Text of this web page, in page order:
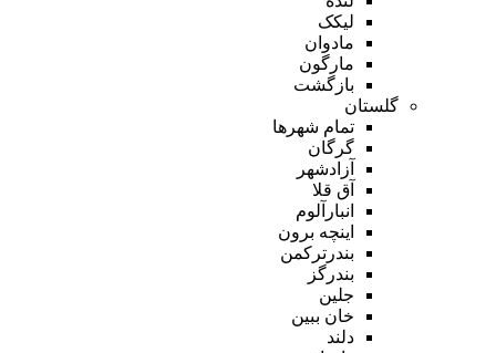
لیکک
مادوان
مارگون
بازگشت
گلستان
تمام شهر‌ها
گرگان
آزادشهر
آق قلا
انبارآلوم
اینچه برون
بندرترکمن
بندرگز
جلین
خان ببین
دلند